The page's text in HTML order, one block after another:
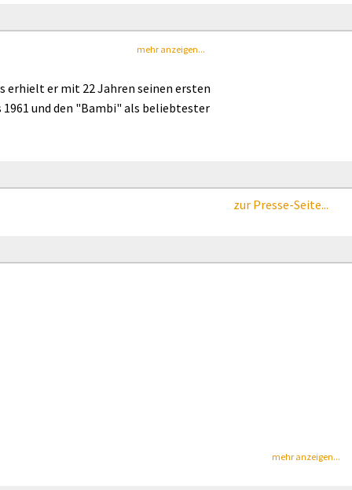
mehr anzeigen...
erhielt er mit 22 Jahren seinen ersten
und den "Bambi" als beliebtester
zur Presse-Seite...
mehr anzeigen...